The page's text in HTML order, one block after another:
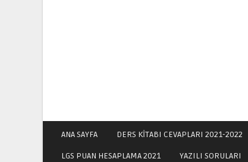
ANA SAYFA DERS KİTABI CEVAPLARI 2021-2022
LGS PUAN HESAPLAMA 2021 YAZILI SORULARI